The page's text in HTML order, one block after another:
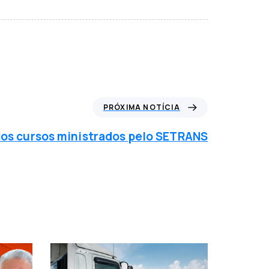
PRÓXIMA NOTÍCIA
cursos ministrados pelo SETRANS